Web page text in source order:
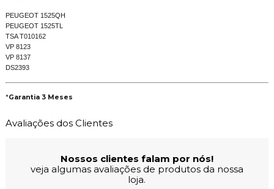
PEUGEOT 1525QH
PEUGEOT 1525TL
TSA T010162
VP 8123
VP 8137
DS2393
*Garantia 3 Meses
Avaliações dos Clientes
Nossos clientes falam por nós!
veja algumas avaliações de produtos da nossa
loja.